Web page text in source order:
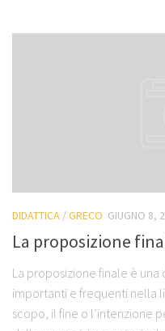
DIDATTICA /GRECO GIUGNO 8,
La proposizione
La proposizione finale è
importanti e frequenti nella
scopo, il fine o l’intenzione